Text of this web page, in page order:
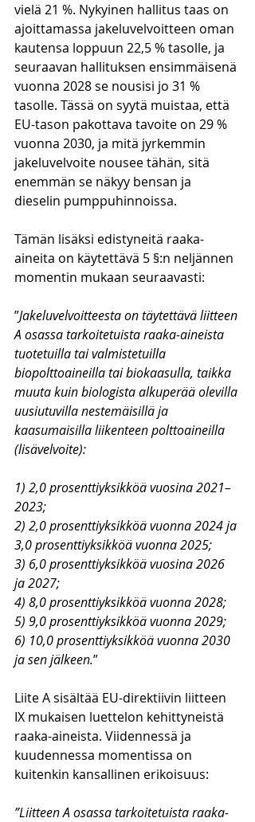
vielä 21 %. Nykyinen hallitus taas on
ajoittamassa jakeluvelvoitteen oman
kautensa loppuun 22,5 % tasolle, ja
seuraavan hallituksen ensimmäisenä
vuonna 2028 se nousisi jo 31 %
tasolle. Tässä on syytä muistaa, että
EU-tason pakottava tavoite on 29 %
vuonna 2030, ja mitä jyrkemmin
jakeluvelvoite nousee tähän, sitä
enemmän se näkyy bensan ja
dieselin pumppuhinnoissa.
Tämän lisäksi edistyneitä raaka-
aineita on käytettävä 5 §:n neljännen
momentin mukaan seuraavasti:
”Jakeluvelvoitteesta on täytettävä liitteen
A osassa tarkoitetuista raaka-aineista
tuotetuilla tai valmistetuilla
biopolttoaineilla tai biokaasulla, taikka
muuta kuin biologista alkuperää olevilla
uusiutuvilla nestemäisillä ja
kaasumaisilla liikenteen polttoaineilla
(lisävelvoite):
1) 2,0 prosenttiyksikköä vuosina 2021–
2023;
2) 2,0 prosenttiyksikköä vuonna 2024 ja
3,0 prosenttiyksikköä vuonna 2025;
3) 6,0 prosenttiyksikköä vuosina 2026
ja 2027;
4) 8,0 prosenttiyksikköä vuonna 2028;
5) 9,0 prosenttiyksikköä vuonna 2029;
6) 10,0 prosenttiyksikköä vuonna 2030
ja sen jälkeen.”
Liite A sisältää EU-direktiivin liitteen
IX mukaisen luettelon kehittyneistä
raaka-aineista. Viidennessä ja
kuudennessa momentissa on
kuitenkin kansallinen erikoisuus:
”Liitteen A osassa tarkoitetuista raaka-